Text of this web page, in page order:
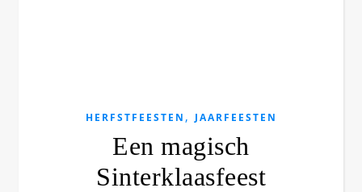
HERFSTFEESTEN , JAARFEESTEN
Een magisch
Sinterklaasfeest